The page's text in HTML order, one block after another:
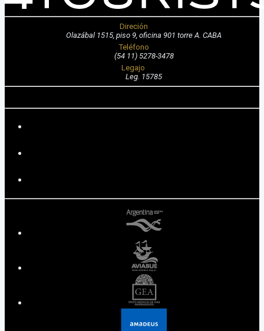
Direción
Olazábal 1515, piso 9, oficina 901 torre A. CABA
Teléfono
(54 11) 5278-3478
Legajo
Leg. 15785